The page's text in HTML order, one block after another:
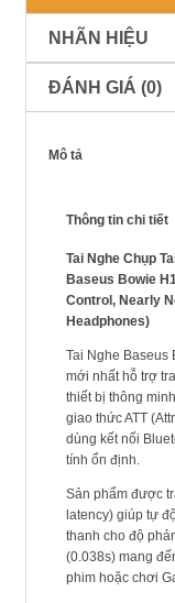
NHÃN HIỆU
ĐÁNH GIÁ (0)
Mô tả
Thông tin chi tiết
Tai Nghe Chụp
Baseus Bowie
Control, Nearly
Headphones)
Tai Nghe Baseus
mới nhất hỗ trợ
thiết bị thông
giao thức ATT
dùng kết nối
tính ổn định.
Sản phẩm được
latency) giúp tự
thanh cho độ
(0.038s) mang
phim hoặc chơi